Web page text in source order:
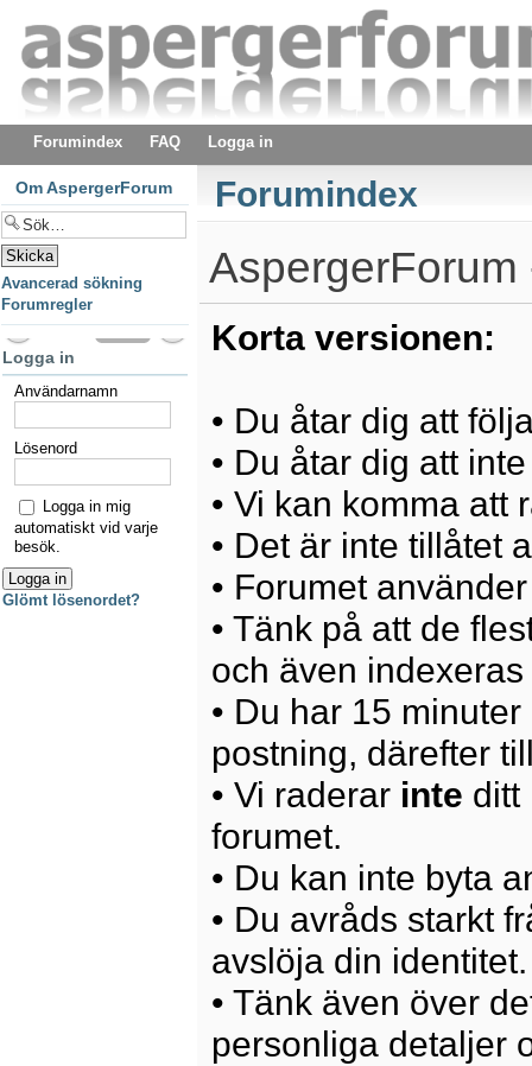
Forumindex FAQ Logga in
Forumindex
AspergerForum
Korta versionen:
• Du åtar dig att
• Du åtar dig att
• Vi kan komma att
• Det är inte tillåtet
• Forumet
• Tänk på att de
och även
• Du har 15
postning, därefter
• Vi raderar inte ditt
forumet.
• Du kan inte byta
• Du avråds starkt
avslöja din identitet.
• Tänk även över
personliga detaljer
Om AspergerForum
Avancerad sökning
Forumregler
Logga in
Användarnamn
Lösenord
Logga in mig
automatiskt vid varje
besök.
Glömt lösenordet?